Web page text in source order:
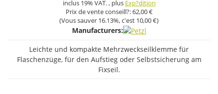
inclus 19% VAT. , plus Exp?dition
Prix ​​de vente conseill?:62,00 €
(Vous sauver 16.13%, c'est 10,00 €)
Manufacturers:
Leichte und kompakte Mehrzweckseilklemme für
Flaschenzüge, für den Aufstieg oder Selbstsicherung am
Fixseil.